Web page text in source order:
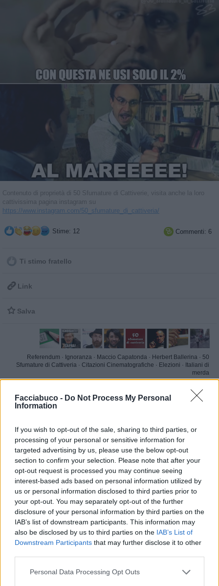
Facciabuco - Do Not Process My Personal
Information
If you wish to opt-out of the sale, sharing to third parties, or
processing of your personal or sensitive information for
targeted advertising by us, please use the below opt-out
section to confirm your selection. Please note that after your
opt-out request is processed you may continue seeing
interest-based ads based on personal information utilized by
us or personal information disclosed to third parties prior to
your opt-out. You may separately opt-out of the further
disclosure of your personal information by third parties on the
IAB’s list of downstream participants. This information may
also be disclosed by us to third parties on the IAB’s List of
Downstream Participants that may further disclose it to other
Personal Data Processing Opt Outs
Contenuto di proprietà di 50 Sfumature di Cattiverie, visita anche la loro
cattivissima pagina instagram su
https://www.instagram.com/50_sfumature_di_cattiveria/
Stime: 12  Commenti: 6
Ti stimo fratello
 Link
 Salva
Referendum · Ignoranza · Maccio Capatonda · Herbert Ballerina · 50
Sfumature di Cattiveria · Citazioni Cinematografiche · Elezioni · Italiani di
merda
Orsoinpiedi:
9 Giugno 2025 alle ore 09:37
·Ti stimo·Rispondi
Junio8 : E niente fate talmente schifo a tutti poveri
sinistri
9 Giugno 2025 alle ore 10:03